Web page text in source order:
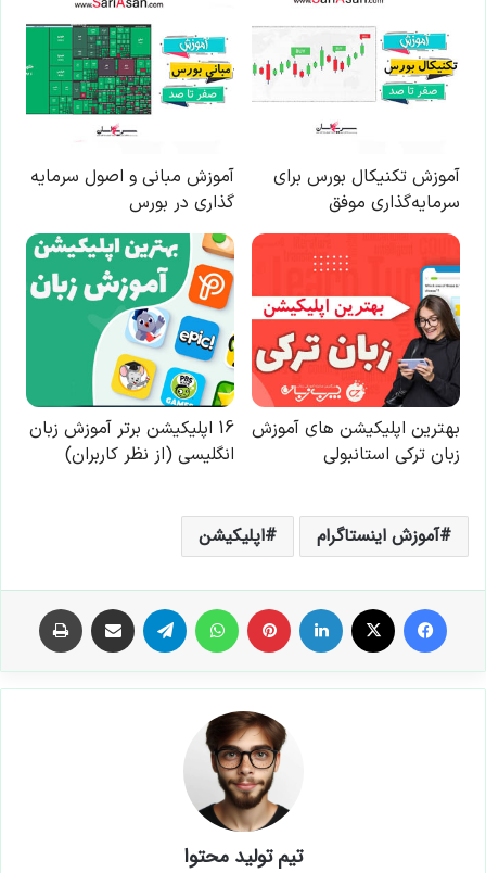
آموزش اینستاگرام اپلیکیشن
فیس بوک لینکدین ‫پین‌ترست تلگرام اشتراک گذاری از طریق ایمیل
تیم تولید محتوا